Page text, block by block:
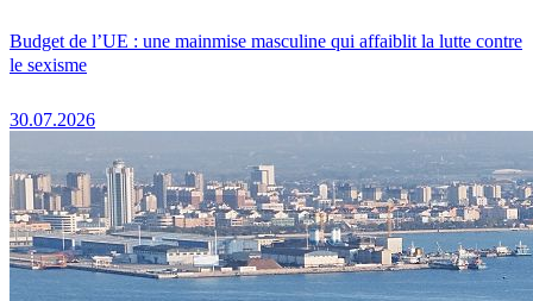
Budget de l’UE : une mainmise masculine qui affaiblit la lutte contre
le sexisme
30.07.2026